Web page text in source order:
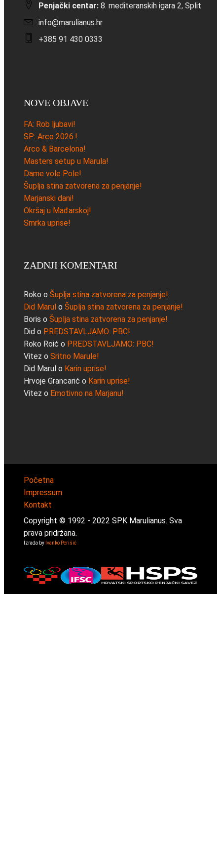
Penjački centar: 8. mediteranskih igara 2, Split
info@marulianus.hr
+385 91 430 0333
NOVE OBJAVE
FA: Rob ljubavi!
SP: Arco 2026.!
Arco & Barcelona!
Masters setup u Marula!
Dame vole Pole!
Šuplja stina zatvorena za penjanje!
Marjanski dani!
Okršaj u Mađarskoj!
Smrka uprise!
ZADNJI KOMENTARI
Roko o Šuplja stina zatvorena za penjanje!
Did Marul o Šuplja stina zatvorena za penjanje!
Boris o Šuplja stina zatvorena za penjanje!
Did o PREDSTAVLJAMO: PBC!
Roko Roić o PREDSTAVLJAMO: PBC!
Vitez o Sritno Marule!
Did Marul o Karin uprise!
Hrvoje Grancarić o Karin uprise!
Vitez o Emotivno na Marjanu!
Početna
Impressum
Kontakt
Copyright © 1992 - 2022 SPK Marulianus. Sva
prava pridržana.
Izrada by Ivanko Perišić